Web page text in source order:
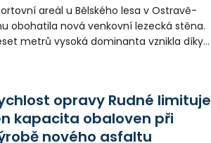
areál u Bělského lesa v Ostravě-
obohatila nová venkovní lezecká stěna.
metrů vysoká dominanta vznikla díky
opravy Rudné limituje
kapacita obaloven při
nového asfaltu